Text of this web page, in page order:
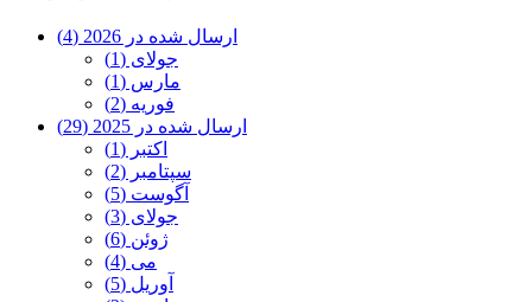
ارسال شده در 2026 (4)
جولای (1)
مارس (1)
فوریه (2)
ارسال شده در 2025 (29)
اکتبر (1)
سپتامبر (2)
آگوست (5)
جولای (3)
ژوئن (6)
می (4)
آوریل (5)